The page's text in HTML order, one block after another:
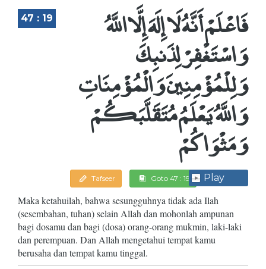
47 : 19 فَاعْلَمْ أَنَّهُ لَا إِلَهَ إِلَّا اللَّهُ
وَاسْتَغْفِرْ لِذَنبِكَ
وَلِلْمُؤْمِنِينَ وَالْمُؤْمِنَاتِ
وَاللَّهُ يَعْلَمُ مُتَقَلَّبَكُمْ
وَمَثْوَاكُمْ
Tafseer Goto 47 : 19 Play
Maka ketahuilah, bahwa sesungguhnya tidak ada Ilah
(sesembahan, tuhan) selain Allah dan mohonlah ampunan
bagi dosamu dan bagi (dosa) orang-orang mukmin, laki-laki
dan perempuan. Dan Allah mengetahui tempat kamu
berusaha dan tempat kamu tinggal.